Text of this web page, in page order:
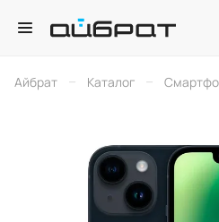
Айбрат – Каталог –